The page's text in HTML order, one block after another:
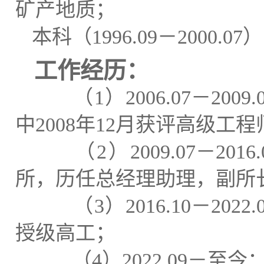
矿产地质；
本科（1996.09－2000.07
工作经历：
（ 1 ） 2006.07－2009.
中2008年12月获评高级工程
（ 2 ） 2009.07－2016.
所， 历任总经理助理，副所
（3） 2016.10－2022.
授级高工；